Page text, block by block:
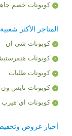
كوبونات خصم
المتاجر الأكثر
كوبونات شي ان
كوبونات
كوبونات طلبات
كوبونات نايس ون
كوبونات اي هيرب
أخبار عروض